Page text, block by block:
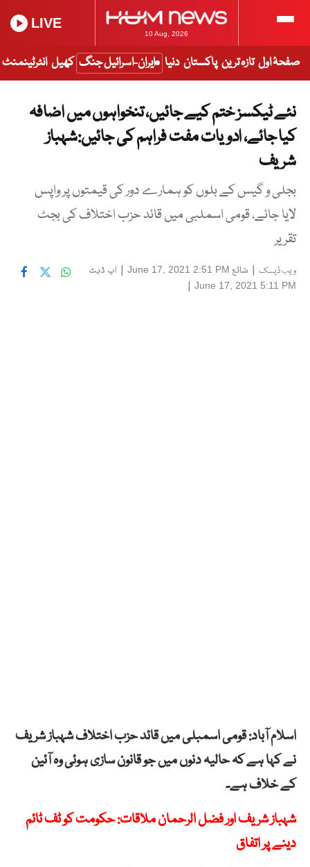
10 Aug, 2026
LIVE
صفحۂ اول تازہ ترین پاکستان دنیا ایران-اسرائیل جنگ کھیل انٹرٹینمنٹ
نئے ٹیکسز ختم کیے جائیں، تنخواہوں میں اضافہ
کیا جائے، ادویات مفت فراہم کی جائیں:شہباز
شریف
بجلی و گیس کے بلوں کو ہمارے دور کی قیمتوں پر واپس
لایا جائے، قومی اسملبی میں قائد حزب اختلاف کی بجٹ
تقریر
ویب ڈیسک | شائع June 17, 2021 2:51 PM
| اپ ڈیٹ
June 17, 2021 5:11 PM
|
اسلام آباد: قومی اسمبلی میں قائد حزب اختلاف شہباز شریف
نے کہا ہے کہ حالیہ دنوں میں جو قانون سازی ہوئی وہ آئین
کے خلاف ہے۔
شہباز شریف اور فضل الرحمان ملاقات: حکومت کو ٹف ٹائم
دینے پر اتفاق